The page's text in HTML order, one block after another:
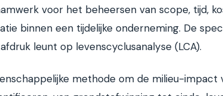
voor het beheersen van scope, tijd,
binnen een tijdelijke onderneming. De
leunt op levenscyclusanalyse (LCA).
methode om de milieu-